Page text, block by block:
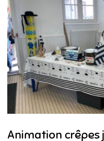
Animation crêpes